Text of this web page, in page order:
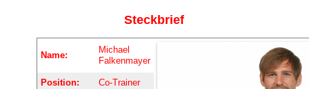
Steckbrief
Name:
Michael
Falkenmayer
Position:
Co-Trainer